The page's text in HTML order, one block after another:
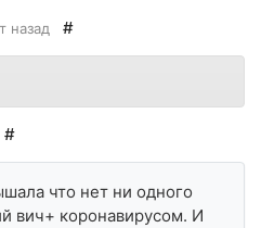
назад #
#
что нет ни одного
вич+ коронавирусом. И